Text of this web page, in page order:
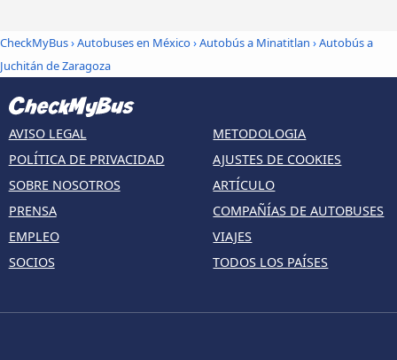
CheckMyBus›Autobuses en México›Autobús a Minatitlan ›Autobús a
Juchitán de Zaragoza
AVISO LEGAL
POLÍTICA DE PRIVACIDAD
SOBRE NOSOTROS
PRENSA
EMPLEO
SOCIOS
METODOLOGIA
AJUSTES DE COOKIES
ARTÍCULO
COMPAÑÍAS DE AUTOBUSES
VIAJES
TODOS LOS PAÍSES